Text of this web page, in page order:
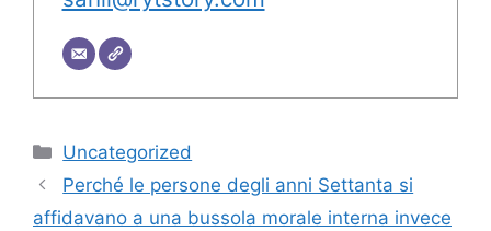
Categorie
Uncategorized
Perché le persone degli anni Settanta si
affidavano a una bussola morale interna invece